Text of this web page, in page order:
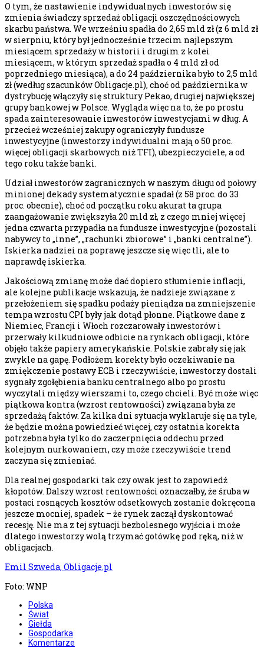
O tym, że nastawienie indywidualnych inwestorów się
zmienia świadczy sprzedaż obligacji oszczędnościowych
skarbu państwa. We wrześniu spadła do 2,65 mld zł (z 6 mld zł
w sierpniu, który był jednocześnie trzecim najlepszym
miesiącem sprzedaży w historii i drugim z kolei
miesiącem, w którym sprzedaż spadła o 4 mld zł od
poprzedniego miesiąca), a do 24 października było to 2,5 mld
zł (według szacunków Obligacje.pl), choć od października w
dystrybucję włączyły się struktury Pekao, drugiej największej
grupy bankowej w Polsce. Wygląda więc na to, że po prostu
spada zainteresowanie inwestorów inwestycjami w dług. A
przecież wcześniej zakupy ograniczyły fundusze
inwestycyjne (inwestorzy indywidualni mają o 50 proc.
więcej obligacji skarbowych niż TFI), ubezpieczyciele, a od
tego roku także banki.
Udział inwestorów zagranicznych w naszym długu od połowy
minionej dekady systematycznie spadał (z 58 proc. do 33
proc. obecnie), choć od początku roku akurat ta grupa
zaangażowanie zwiększyła 20 mld zł, z czego mniej więcej
jedna czwarta przypadła na fundusze inwestycyjne (pozostali
nabywcy to „inne”, „rachunki zbiorowe” i „banki centralne”).
Iskierka nadziei na poprawę jeszcze się więc tli, ale to
naprawdę iskierka.
Jakościową zmianę może dać dopiero stłumienie inflacji,
ale kolejne publikacje wskazują, że nadzieje związane z
przełożeniem się spadku podaży pieniądza na zmniejszenie
tempa wzrostu CPI były jak dotąd płonne. Piątkowe dane z
Niemiec, Francji i Włoch rozczarowały inwestorów i
przerwały kilkudniowe odbicie na rynkach obligacji, które
objęło także papiery amerykańskie. Polskie zabrały się jak
zwykle na gapę. Podłożem korekty było oczekiwanie na
zmiękczenie postawy ECB i rzeczywiście, inwestorzy dostali
sygnały zgołębienia banku centralnego albo po prostu
wyczytali między wierszami to, czego chcieli. Być może więc
piątkowa kontra (wzrost rentowności) związana była ze
sprzedażą faktów. Za kilka dni sytuacja wyklaruje się na tyle,
że będzie można powiedzieć więcej, czy ostatnia korekta
potrzebna była tylko do zaczerpnięcia oddechu przed
kolejnym nurkowaniem, czy może rzeczywiście trend
zaczyna się zmieniać.
Dla realnej gospodarki tak czy owak jest to zapowiedź
kłopotów. Dalszy wzrost rentowności oznaczałby, że śruba w
postaci rosnących kosztów odsetkowych zostanie dokręcona
jeszcze mocniej, spadek – że rynek zaczął dyskontować
recesję. Nie ma z tej sytuacji bezbolesnego wyjścia i może
dlatego inwestorzy wolą trzymać gotówkę pod ręką, niż w
obligacjach.
Emil Szweda, Obligacje.pl
Foto: WNP
Polska
Świat
Giełda
Gospodarka
Komentarze